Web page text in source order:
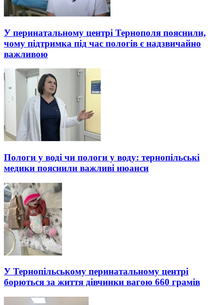
У перинатальному центрі Тернополя пояснили,
чому підтримка під час пологів є надзвичайно
важливою
Пологи у воді чи пологи у воду: тернопільські
медики пояснили важливі нюанси
У Тернопільському перинатальному центрі
борються за життя дівчинки вагою 660 грамів